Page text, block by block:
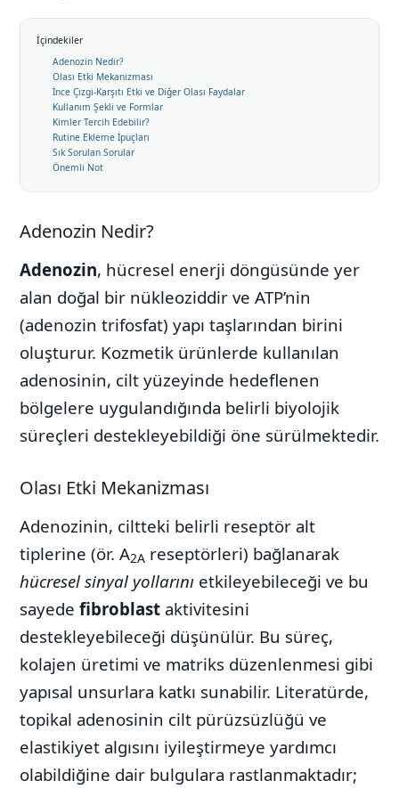
İçindekiler
Adenozin Nedir?
Olası Etki Mekanizması
İnce Çizgi-Karşıtı Etki ve Diğer Olası Faydalar
Kullanım Şekli ve Formlar
Kimler Tercih Edebilir?
Rutine Ekleme İpuçları
Sık Sorulan Sorular
Önemli Not
Adenozin Nedir?
Adenozin, hücresel enerji döngüsünde yer
alan doğal bir nükleoziddir ve ATP’nin
(adenozin trifosfat) yapı taşlarından birini
oluşturur. Kozmetik ürünlerde kullanılan
adenosinin, cilt yüzeyinde hedeflenen
bölgelere uygulandığında belirli biyolojik
süreçleri destekleyebildiği öne sürülmektedir.
Olası Etki Mekanizması
Adenozinin, ciltteki belirli reseptör alt
tiplerine (ör. A2A reseptörleri) bağlanarak
hücresel sinyal yollarını etkileyebileceği ve bu
sayede fibroblast aktivitesini
destekleyebileceği düşünülür. Bu süreç,
kolajen üretimi ve matriks düzenlenmesi gibi
yapısal unsurlara katkı sunabilir. Literatürde,
topikal adenosinin cilt pürüzsüzlüğü ve
elastikiyet algısını iyileştirmeye yardımcı
olabildiğine dair bulgulara rastlanmaktadır;